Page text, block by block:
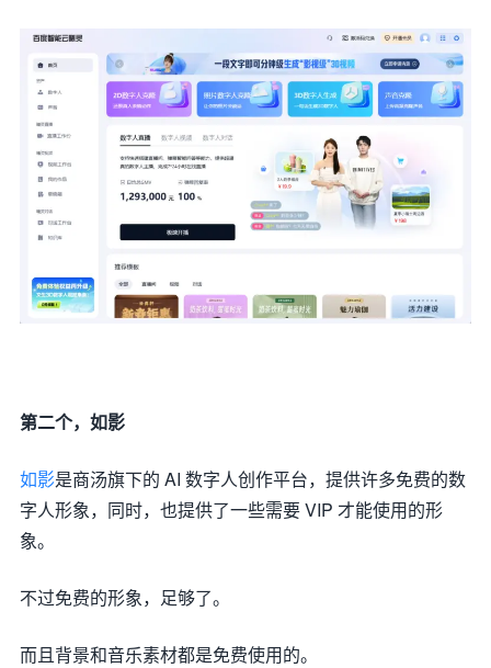
第二个，如影
如影是商汤旗下的 AI 数字人创作平台，提供许多免费的数
字人形象，同时，也提供了一些需要 VIP 才能使用的形
象。
不过免费的形象，足够了。
而且背景和音乐素材都是免费使用的。